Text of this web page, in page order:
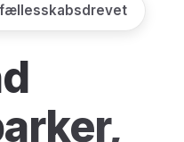
fællesskabsdrevet